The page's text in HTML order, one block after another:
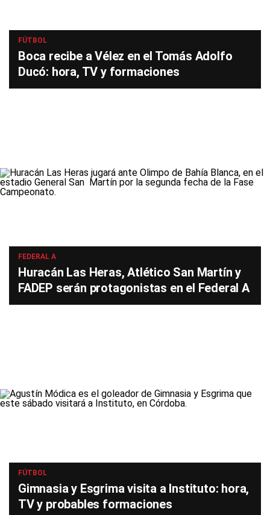
FÚTBOL
Boca recibe a Vélez en el Tomás Adolfo
Ducó: hora, TV y formaciones
FEDERAL A
Huracán Las Heras, Atlético San Martín y
FADEP serán protagonistas en el Federal A
FÚTBOL
Gimnasia y Esgrima visita a Instituto: hora,
TV y probables formaciones